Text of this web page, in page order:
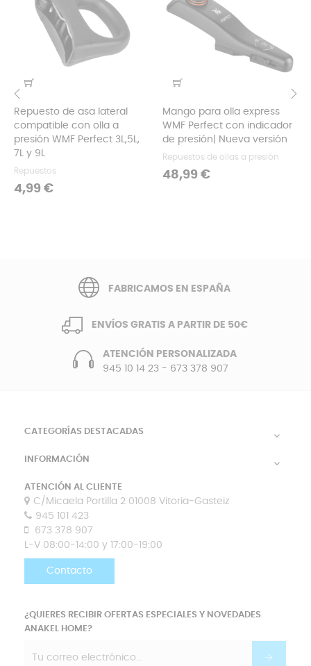
Repuesto de asa lateral
compatible con olla a
presión WMF Perfect 3L,5L,
7L y 9L
Repuestos
Precio
4,99 €
Mango para olla express
WMF Perfect con indicador
de presión| Nueva versión
Repuestos de ollas a presión
Precio
48,99 €
‹
FABRICAMOS EN ESPAÑA
ENVÍOS GRATIS A PARTIR DE 50€
ATENCIÓN PERSONALIZADA
945 10 14 23- 673 378 907
CATEGORÍAS DESTACADAS 
INFORMACIÓN 
ATENCIÓN AL CLIENTE
C/Micaela Portilla 2 01008 Vitoria-Gasteiz
945 101 423
673 378 907
L-V 08:00-14:00 y 17:00-19:00
Contacto
¿QUIERES RECIBIR OFERTAS ESPECIALES Y NOVEDADES
ANAKEL HOME?